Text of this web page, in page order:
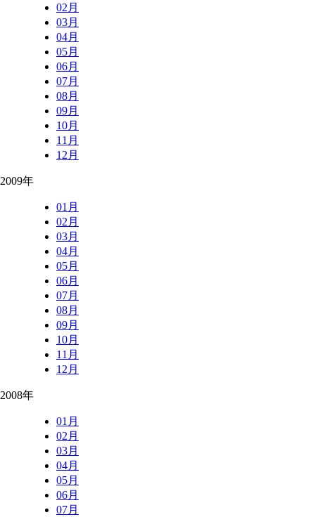
02月
03月
04月
05月
06月
07月
08月
09月
10月
11月
12月
2009年
01月
02月
03月
04月
05月
06月
07月
08月
09月
10月
11月
12月
2008年
01月
02月
03月
04月
05月
06月
07月